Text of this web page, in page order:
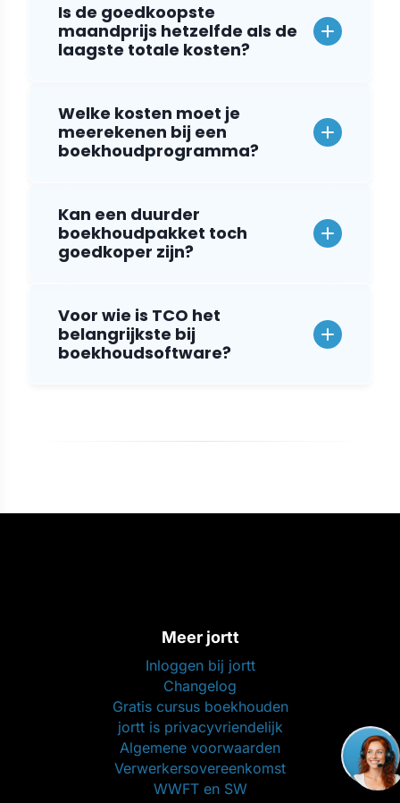
Is de goedkoopste
maandprijs hetzelfde als de
laagste totale kosten?
Welke kosten moet je
meerekenen bij een
boekhoudprogramma?
Kan een duurder
boekhoudpakket toch
goedkoper zijn?
Voor wie is TCO het
belangrijkste bij
boekhoudsoftware?
Meer jortt
Inloggen bij jortt
Changelog
Gratis cursus boekhouden
jortt is privacyvriendelijk
Algemene voorwaarden
Verwerkersovereenkomst
WWFT en SW